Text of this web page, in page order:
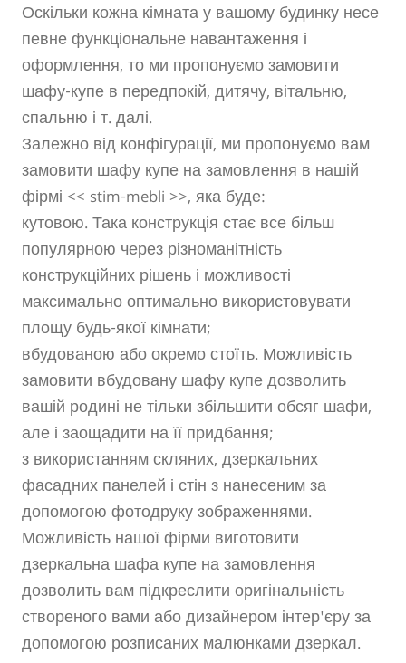
Оскільки кожна кімната у вашому будинку несе
певне функціональне навантаження і
оформлення, то ми пропонуємо замовити
шафу-купе в передпокій, дитячу, вітальню,
спальню і т. далі.
Залежно від конфігурації, ми пропонуємо вам
замовити шафу купе на замовлення в нашій
фірмі << stim-mebli >>, яка буде:
кутовою. Така конструкція стає все більш
популярною через різноманітність
конструкційних рішень і можливості
максимально оптимально використовувати
площу будь-якої кімнати;
вбудованою або окремо стоїть. Можливість
замовити вбудовану шафу купе дозволить
вашій родині не тільки збільшити обсяг шафи,
але і заощадити на її придбання;
з використанням скляних, дзеркальних
фасадних панелей і стін з нанесеним за
допомогою фотодруку зображеннями.
Можливість нашої фірми виготовити
дзеркальна шафа купе на замовлення
дозволить вам підкреслити оригінальність
створеного вами або дизайнером інтер'єру за
допомогою розписаних малюнками дзеркал.